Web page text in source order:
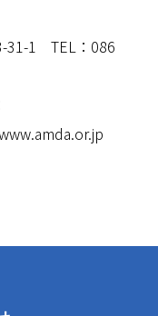
31-1 TEL：086